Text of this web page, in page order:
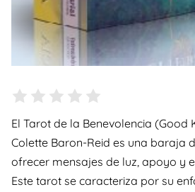
El Tarot de la Benevolencia (Good
Colette Baron-Reid es una baraja
ofrecer mensajes de luz, apoyo y
Este tarot se caracteriza por su